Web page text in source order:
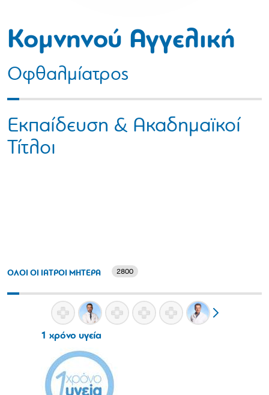
Κομνηνού Αγγελική
Οφθαλμίατρος
Εκπαίδευση & Ακαδημαϊκοί
Τίτλοι
ΟΛΟΙ ΟΙ ΙΑΤΡΟΙ ΜΗΤΕΡΑ 2800
1 χρόνο υγεία